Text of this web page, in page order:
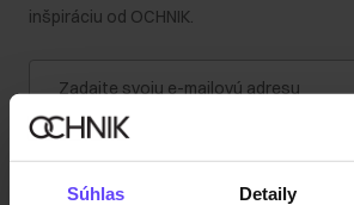
Súhlas Detaily
inšpiráciu od OCHNIK.
Zaregistrujte sa